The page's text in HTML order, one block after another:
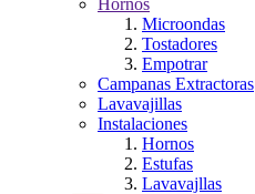
Hornos
Microondas
Tostadores
Empotrar
Campanas Extractoras
Lavavajillas
Instalaciones
Hornos
Estufas
Lavavajllas